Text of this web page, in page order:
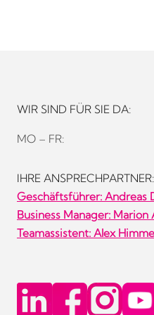
WIR SIND FÜR SIE DA:
MO – FR:
IHRE ANSPRECHPARTNER:
Geschäftsführer: Andreas
Business Manager: Marion
Teamassistent: Alex